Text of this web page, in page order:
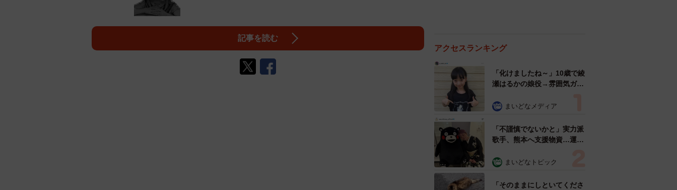
記事を読む
アクセスランキング
「化けましたね～」10歳で綾
瀬はるかの娘役→雰囲気ガラ
雰囲気が」「宝塚に入れそ
まいどなメディア
「不謹慎でないかと」実力派
歌手、熊本へ支援物資…運搬
めらい 「痛いほど伝わる」
まいどなトピック
「そのままにしといてくださ